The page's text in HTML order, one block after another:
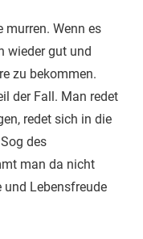
murren. Wenn es
wieder gut und
zu bekommen.
der Fall. Man redet
redet sich in die
des
man da nicht
und Lebensfreude